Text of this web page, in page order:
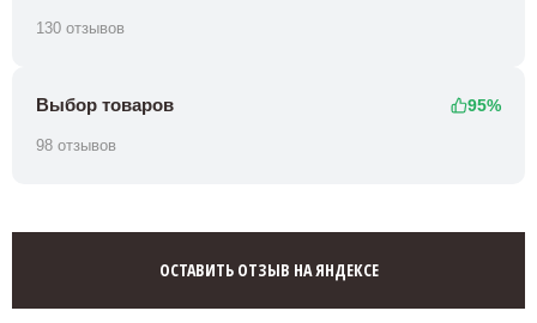
130 отзывов
Выбор товаров 95%
98 отзывов
ОСТАВИТЬ ОТЗЫВ НА ЯНДЕКСЕ